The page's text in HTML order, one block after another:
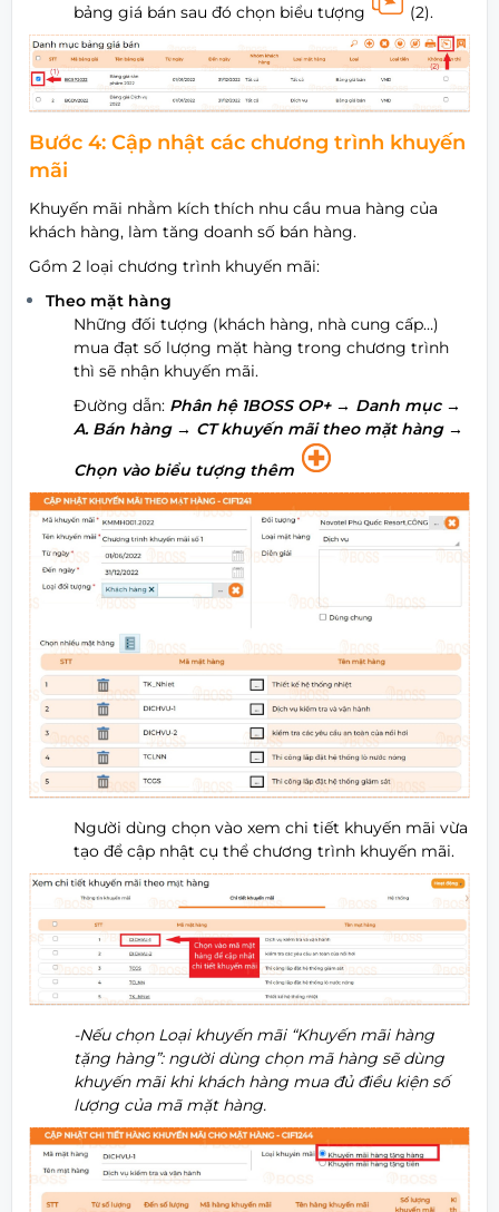
bảng giá bán sau đó chọn biểu tượng (2).
Bước 4: Cập nhật các chương trình khuyến
mãi
Khuyến mãi nhằm kích thích nhu cầu mua hàng của
khách hàng, làm tăng doanh số bán hàng.
Gồm 2 loại chương trình khuyến mãi:
Theo mặt hàng
Những đối tượng (khách hàng, nhà cung cấp…)
mua đạt số lượng mặt hàng trong chương trình
thì sẽ nhận khuyến mãi.
Đường dẫn: Phân hệ 1BOSS OP+→ Danh mục →
A. Bán hàng → CT khuyến mãi theo mặt hàng →
Chọn vào biểu tượng thêm
Người dùng chọn vào xem chi tiết khuyến mãi vừa
tạo để cập nhật cụ thể chương trình khuyến mãi.
-Nếu chọn Loại khuyến mãi “Khuyến mãi hàng
tặng hàng”: người dùng chọn mã hàng sẽ dùng
khuyến mãi khi khách hàng mua đủ điều kiện số
lượng của mã mặt hàng.